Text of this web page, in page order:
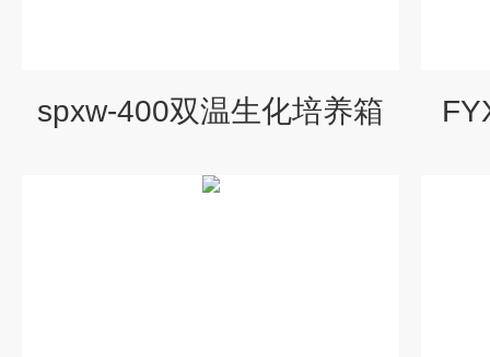
spxw-400双温生化培养箱